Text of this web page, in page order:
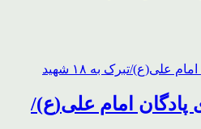
پادگان امام علی(ع)/